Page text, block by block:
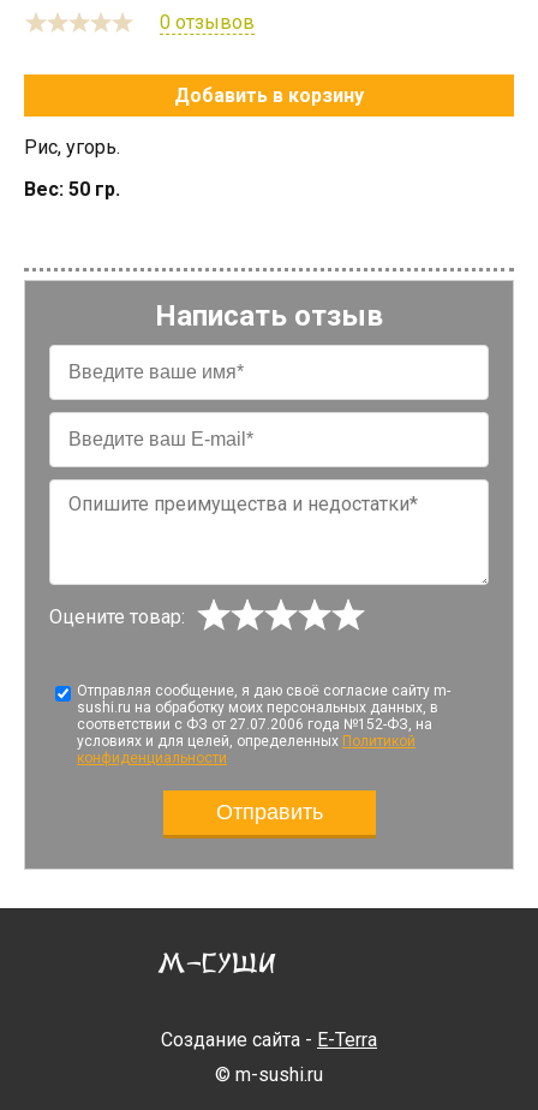
0 отзывов
Добавить в корзину
Рис, угорь.
Вес: 50 гр.
Написать отзыв
Оцените товар:
Отправляя сообщение, я даю своё согласие сайту m-
sushi.ru на обработку моих персональных данных, в
соответствии с ФЗ от 27.07.2006 года №152-ФЗ, на
условиях и для целей, определенных Политикой
конфиденциальности
Создание сайта - E-Terra
© m-sushi.ru